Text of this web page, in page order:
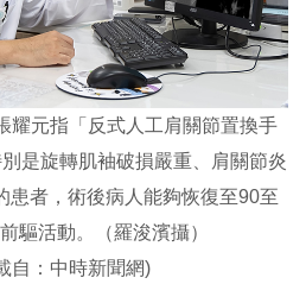
耀元指「反式人工肩關節置換手
是旋轉肌袖破損嚴重、肩關節炎
患者，術後病人能夠恢復至90至
驅活動。（羅浚濱攝）
自： 中時新聞網)